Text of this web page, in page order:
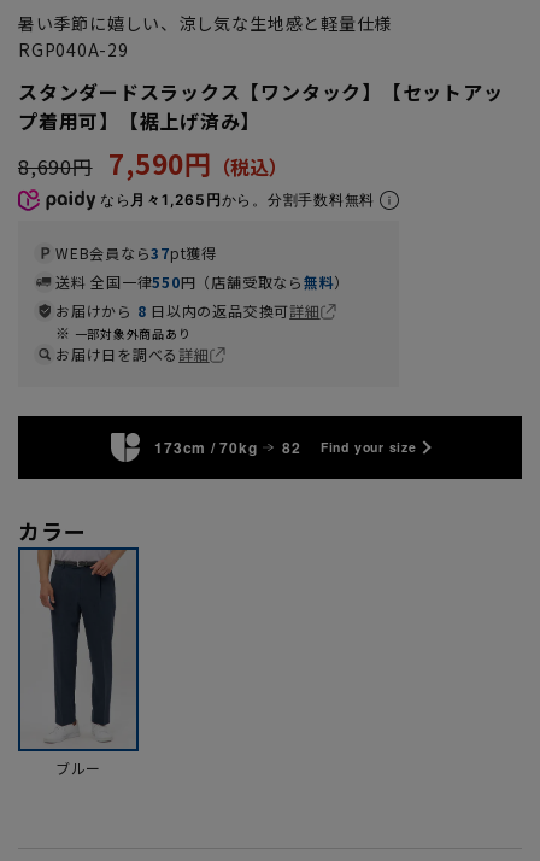
暑い季節に嬉しい、涼し気な生地感と軽量仕様
RGP040A-29
スタンダードスラックス【ワンタック】【セットアッ
プ着用可】【裾上げ済み】
8,690円 7,590円
なら 月々1,265円から。分割手数料無料
WEB会員なら37pt獲得
送料 全国一律550円（店舗受取なら無料）
お届けから 8 日以内の返品交換可詳細
一部対象外商品あり
お届け日を調べる詳細
173cm / 70kg 82 Find your size
カラー
ブルー